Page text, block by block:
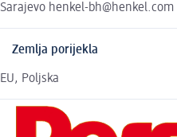
Sarajevo henkel-bh@henkel.com
Zemlja porijekla
EU, Poljska